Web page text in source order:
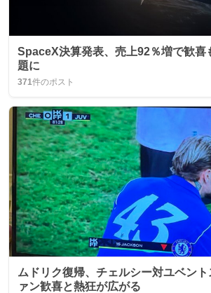
SpaceX決算発表、売上92％増で歓喜
題に
371件のポスト
ムドリク復帰、チェルシー対ユベン
ァン歓喜と熱狂が広がる